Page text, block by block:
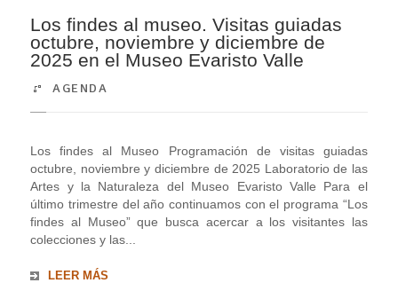
Los findes al museo. Visitas guiadas
octubre, noviembre y diciembre de
2025 en el Museo Evaristo Valle
AGENDA
Los findes al Museo Programación de visitas guiadas
octubre, noviembre y diciembre de 2025 Laboratorio de las
Artes y la Naturaleza del Museo Evaristo Valle Para el
último trimestre del año continuamos con el programa “Los
findes al Museo” que busca acercar a los visitantes las
colecciones y las...
LEER MÁS